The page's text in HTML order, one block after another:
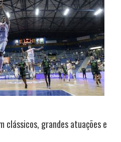
clássicos, grandes atuações e